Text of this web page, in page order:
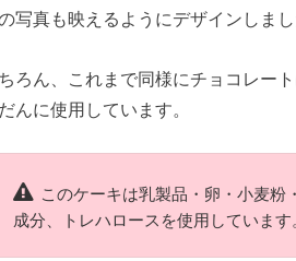
写真も映えるようにデザインしまし
ろん、これまで同様にチョコレー
んに使用しています。
このケーキは乳製品・卵・小麦
成分、トレハロースを使用しています